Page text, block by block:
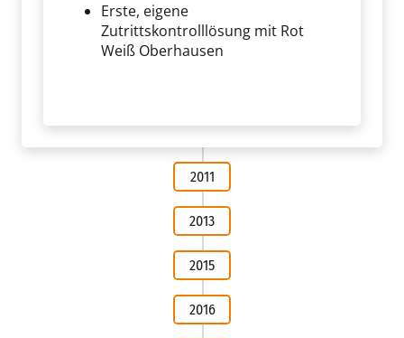
Erste, eigene
Zutrittskontrolllösung mit Rot
Weiß Oberhausen
2011
2013
2015
2016